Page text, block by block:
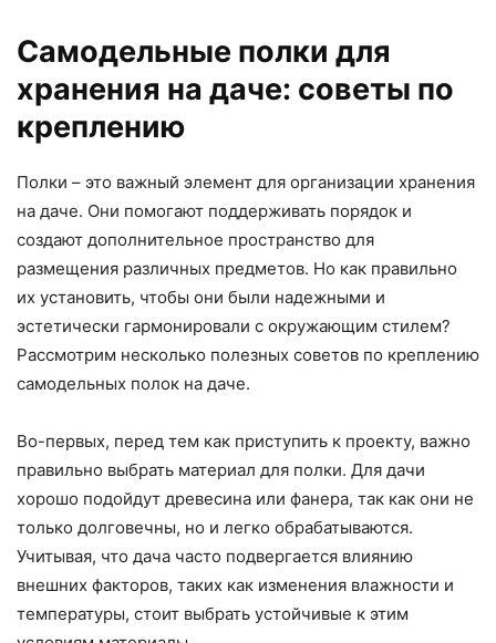
Самодельные полки для
хранения на даче: советы по
креплению
Полки – это важный элемент для организации хранения
на даче. Они помогают поддерживать порядок и
создают дополнительное пространство для
размещения различных предметов. Но как правильно
их установить, чтобы они были надежными и
эстетически гармонировали с окружающим стилем?
Рассмотрим несколько полезных советов по креплению
самодельных полок на даче.
Во-первых, перед тем как приступить к проекту, важно
правильно выбрать материал для полки. Для дачи
хорошо подойдут древесина или фанера, так как они не
только долговечны, но и легко обрабатываются.
Учитывая, что дача часто подвергается влиянию
внешних факторов, таких как изменения влажности и
температуры, стоит выбрать устойчивые к этим